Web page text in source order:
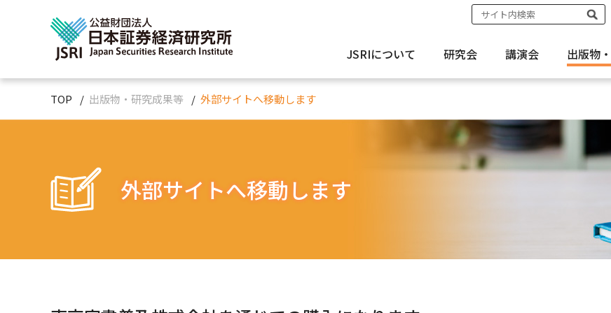
JSRIについて 研究会 講演会 出版物・
TOP 出版物・研究成果等 外部サイトへ移動します
外部サイトへ移動します